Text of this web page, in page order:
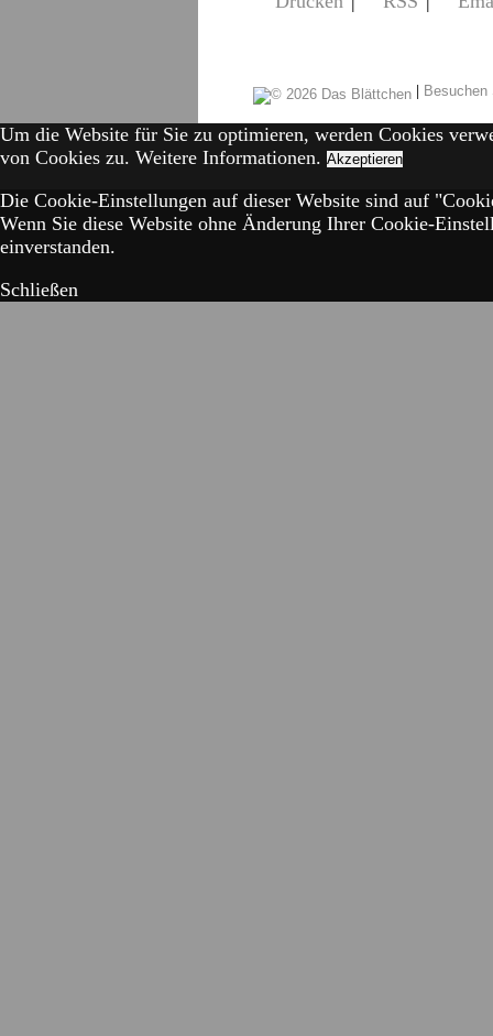
|
Um die Website für Sie zu optimieren, werden Cookies
von Cookies zu. Weitere Informationen. Akzeptieren
Die Cookie-Einstellungen auf dieser Website sind auf
Wenn Sie diese Website ohne Änderung Ihrer Cookie-
einverstanden.
Schließen